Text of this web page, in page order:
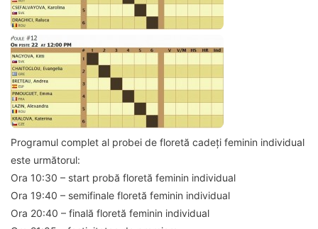
Programul complet al probei de floretă cadeți feminin individual
este următorul:
Ora 10:30 – start probă floretă feminin individual
Ora 19:40 – semifinale floretă feminin individual
Ora 20:40 – finală floretă feminin individual